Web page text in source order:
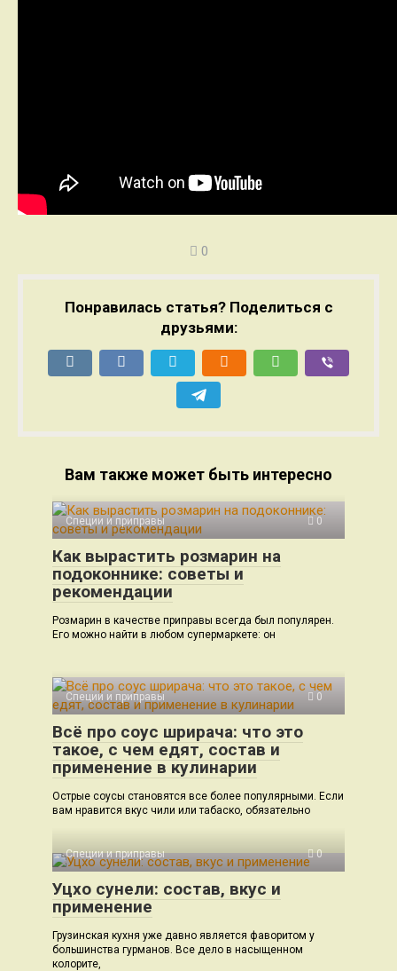
0
Понравилась статья? Поделиться с
друзьями:
Вам также может быть интересно
Специи и приправы 0
Как вырастить розмарин на
подоконнике: советы и
рекомендации
Розмарин в качестве приправы всегда был популярен.
Его можно найти в любом супермаркете: он
Специи и приправы 0
Всё про соус шрирача: что это
такое, с чем едят, состав и
применение в кулинарии
Острые соусы становятся все более популярными. Если
вам нравится вкус чили или табаско, обязательно
Специи и приправы 0
Уцхо сунели: состав, вкус и
применение
Грузинская кухня уже давно является фаворитом у
большинства гурманов. Все дело в насыщенном
колорите,